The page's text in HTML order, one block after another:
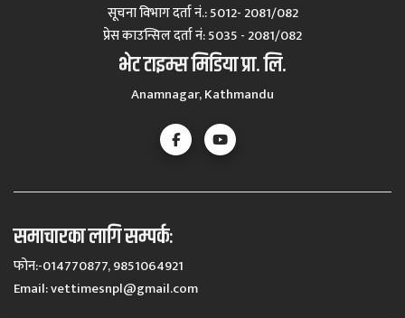
सूचना विभाग दर्ता नं.: 5012- 2081/082
प्रेस काउन्सिल दर्ता नं‍: 5035 - 2081/082
भेट टाइम्स मिडिया प्रा. लि.
Anamnagar, Kathmandu
समाचारका लागि सम्पर्कः
फोन:-014770877, 9851064921
Email:vettimesnpl@gmail.com